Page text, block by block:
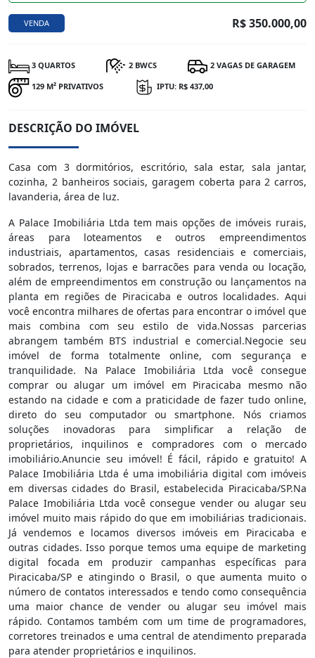
VENDA R$ 350.000,00
3 QUARTOS 2 BWCS 2 VAGAS DE GARAGEM
129 M² PRIVATIVOS IPTU: R$ 437,00
DESCRIÇÃO DO IMÓVEL
Casa com 3 dormitórios, escritório, sala estar, sala jantar,
cozinha, 2 banheiros sociais, garagem coberta para 2 carros,
lavanderia, área de luz.
A Palace Imobiliária Ltda tem mais opções de imóveis rurais,
áreas para loteamentos e outros empreendimentos
industriais, apartamentos, casas residenciais e comerciais,
sobrados, terrenos, lojas e barracões para venda ou locação,
além de empreendimentos em construção ou lançamentos na
planta em regiões de Piracicaba e outros localidades. Aqui
você encontra milhares de ofertas para encontrar o imóvel que
mais combina com seu estilo de vida.Nossas parcerias
abrangem também BTS industrial e comercial.Negocie seu
imóvel de forma totalmente online, com segurança e
tranquilidade. Na Palace Imobiliária Ltda você consegue
comprar ou alugar um imóvel em Piracicaba mesmo não
estando na cidade e com a praticidade de fazer tudo online,
direto do seu computador ou smartphone. Nós criamos
soluções inovadoras para simplificar a relação de
proprietários, inquilinos e compradores com o mercado
imobiliário.Anuncie seu imóvel! É fácil, rápido e gratuito! A
Palace Imobiliária Ltda é uma imobiliária digital com imóveis
em diversas cidades do Brasil, estabelecida Piracicaba/SP.Na
Palace Imobiliária Ltda você consegue vender ou alugar seu
imóvel muito mais rápido do que em imobiliárias tradicionais.
Já vendemos e locamos diversos imóveis em Piracicaba e
outras cidades. Isso porque temos uma equipe de marketing
digital focada em produzir campanhas específicas para
Piracicaba/SP e atingindo o Brasil, o que aumenta muito o
número de contatos interessados e tendo como consequência
uma maior chance de vender ou alugar seu imóvel mais
rápido. Contamos também com um time de programadores,
corretores treinados e uma central de atendimento preparada
para atender proprietários e inquilinos.